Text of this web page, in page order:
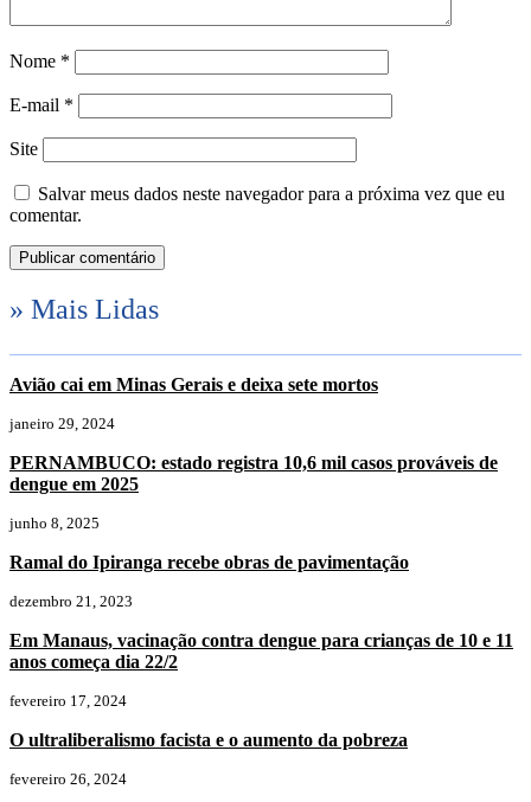
Nome *
E-mail *
Site
Salvar meus dados neste navegador para a próxima vez que eu
comentar.
» Mais Lidas
Avião cai em Minas Gerais e deixa sete mortos
janeiro 29, 2024
PERNAMBUCO: estado registra 10,6 mil casos prováveis de
dengue em 2025
junho 8, 2025
Ramal do Ipiranga recebe obras de pavimentação
dezembro 21, 2023
Em Manaus, vacinação contra dengue para crianças de 10 e 11
anos começa dia 22/2
fevereiro 17, 2024
O ultraliberalismo facista e o aumento da pobreza
fevereiro 26, 2024